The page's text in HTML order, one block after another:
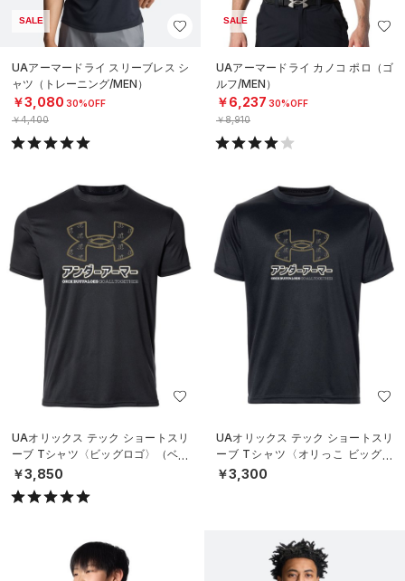
SALE
UAアーマードライ スリーブレス シ
ャツ（トレーニング/MEN）
￥3,080 30%OFF
￥4,400
SALE
UAアーマードライ カノコ ポロ（ゴ
ルフ/MEN）
￥6,237 30%OFF
￥8,910
UAオリックス テック ショートスリ
ーブ Tシャツ〈ビッグロゴ〉（ベー
スボール/UNISEX）
￥3,850
UAオリックス テック ショートスリ
ーブ Tシャツ〈オリっこ ビッグロ
ゴ〉（ベースボール/KIDS）
￥3,300